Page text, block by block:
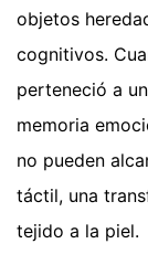
objetos
cognitivos.
perteneció a
memoria
no pueden
táctil, una
tejido a la piel.